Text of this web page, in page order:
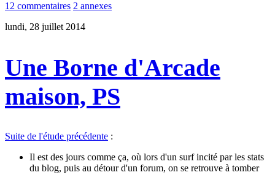
12 commentaires 2 annexes
lundi, 28 juillet 2014
Une Borne d'Arcade
maison, PS
Suite de l'étude précédente :
Il est des jours comme ça, où lors d'un surf incité par les stats
du blog, puis au détour d'un forum, on se retrouve à tomber